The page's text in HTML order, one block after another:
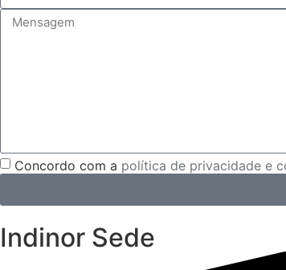
Concordo com a política de privacidade e
Indinor Sede